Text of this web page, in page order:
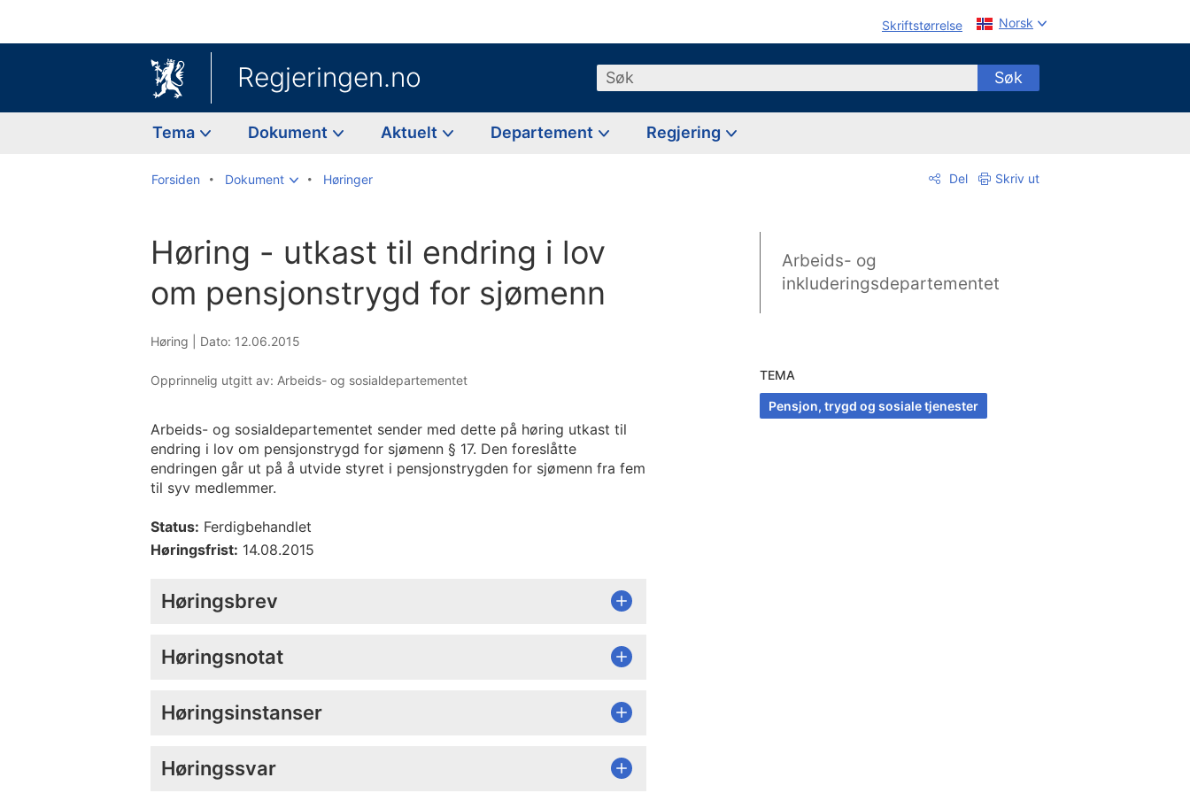
Skriftstørrelse Norsk
Regjeringen.no Søk Søk
Tema Dokument Aktuelt Departement Regjering
Forsiden Dokument Høringer Del Skriv ut
Høring - utkast til endring i lov
om pensjonstrygd for sjømenn
Høring | Dato: 12.06.2015
Opprinnelig utgitt av: Arbeids- og sosialdepartementet
Arbeids- og sosialdepartementet sender med dette på høring utkast til
endring i lov om pensjonstrygd for sjømenn § 17. Den foreslåtte
endringen går ut på å utvide styret i pensjonstrygden for sjømenn fra fem
til syv medlemmer.
Status: Ferdigbehandlet
Høringsfrist: 14.08.2015
Høringsbrev
Høringsnotat
Høringsinstanser
Høringssvar
Arbeids- og
inkluderingsdepartementet
TEMA
Pensjon, trygd og sosiale tjenester